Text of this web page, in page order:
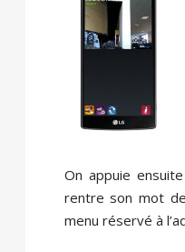
On appuie
rentre son mot
menu réservé à